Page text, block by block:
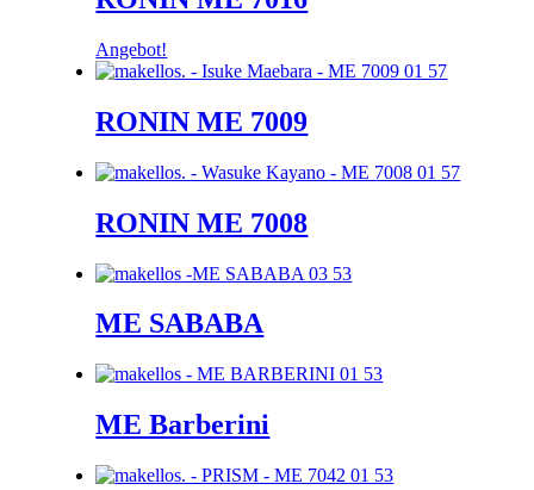
Angebot!
RONIN ME 7009
RONIN ME 7008
ME SABABA
ME Barberini